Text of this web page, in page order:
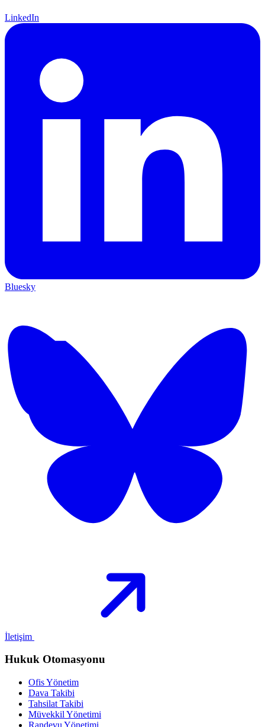
LinkedIn
Bluesky
İletişim
Hukuk Otomasyonu
Ofis Yönetim
Dava Takibi
Tahsilat Takibi
Müvekkil Yönetimi
Randevu Yönetimi